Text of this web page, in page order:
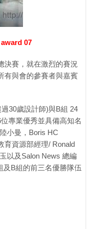
07
決賽，就在激烈的賽況
有與會的參賽者與嘉賓
30歲設計師)與B組 24
專業優秀並具備高知名
小曼，Boris HC
育資源部經理/ Ronald
以及Salon News 總編
及B組的前三名優勝隊伍